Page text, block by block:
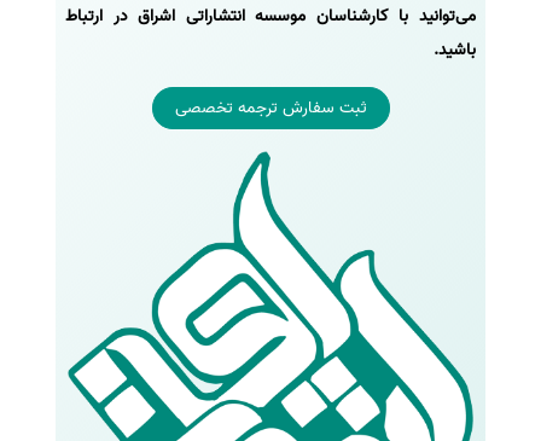
می‌توانید با کارشناسان موسسه انتشاراتی اشراق در ارتباط
باشید.
ثبت سفارش ترجمه تخصصی